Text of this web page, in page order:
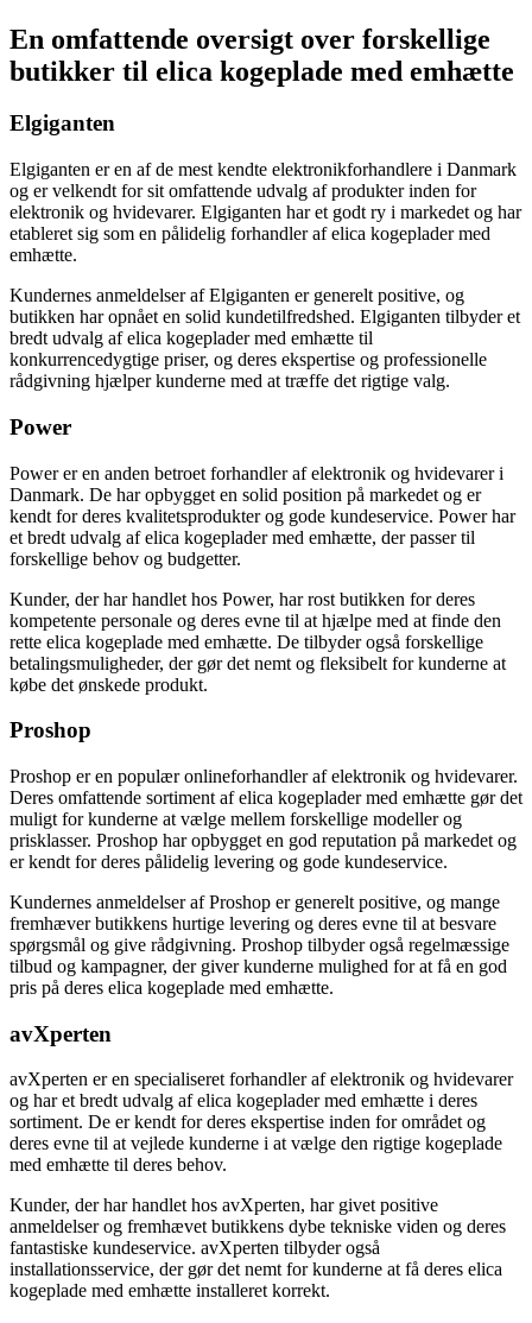
En omfattende oversigt over forskellige
butikker til elica kogeplade med emhætte
Elgiganten
Elgiganten er en af de mest kendte elektronikforhandlere i Danmark
og er velkendt for sit omfattende udvalg af produkter inden for
elektronik og hvidevarer. Elgiganten har et godt ry i markedet og har
etableret sig som en pålidelig forhandler af elica kogeplader med
emhætte.
Kundernes anmeldelser af Elgiganten er generelt positive, og
butikken har opnået en solid kundetilfredshed. Elgiganten tilbyder et
bredt udvalg af elica kogeplader med emhætte til
konkurrencedygtige priser, og deres ekspertise og professionelle
rådgivning hjælper kunderne med at træffe det rigtige valg.
Power
Power er en anden betroet forhandler af elektronik og hvidevarer i
Danmark. De har opbygget en solid position på markedet og er
kendt for deres kvalitetsprodukter og gode kundeservice. Power har
et bredt udvalg af elica kogeplader med emhætte, der passer til
forskellige behov og budgetter.
Kunder, der har handlet hos Power, har rost butikken for deres
kompetente personale og deres evne til at hjælpe med at finde den
rette elica kogeplade med emhætte. De tilbyder også forskellige
betalingsmuligheder, der gør det nemt og fleksibelt for kunderne at
købe det ønskede produkt.
Proshop
Proshop er en populær onlineforhandler af elektronik og hvidevarer.
Deres omfattende sortiment af elica kogeplader med emhætte gør det
muligt for kunderne at vælge mellem forskellige modeller og
prisklasser. Proshop har opbygget en god reputation på markedet og
er kendt for deres pålidelig levering og gode kundeservice.
Kundernes anmeldelser af Proshop er generelt positive, og mange
fremhæver butikkens hurtige levering og deres evne til at besvare
spørgsmål og give rådgivning. Proshop tilbyder også regelmæssige
tilbud og kampagner, der giver kunderne mulighed for at få en god
pris på deres elica kogeplade med emhætte.
avXperten
avXperten er en specialiseret forhandler af elektronik og hvidevarer
og har et bredt udvalg af elica kogeplader med emhætte i deres
sortiment. De er kendt for deres ekspertise inden for området og
deres evne til at vejlede kunderne i at vælge den rigtige kogeplade
med emhætte til deres behov.
Kunder, der har handlet hos avXperten, har givet positive
anmeldelser og fremhævet butikkens dybe tekniske viden og deres
fantastiske kundeservice. avXperten tilbyder også
installationsservice, der gør det nemt for kunderne at få deres elica
kogeplade med emhætte installeret korrekt.